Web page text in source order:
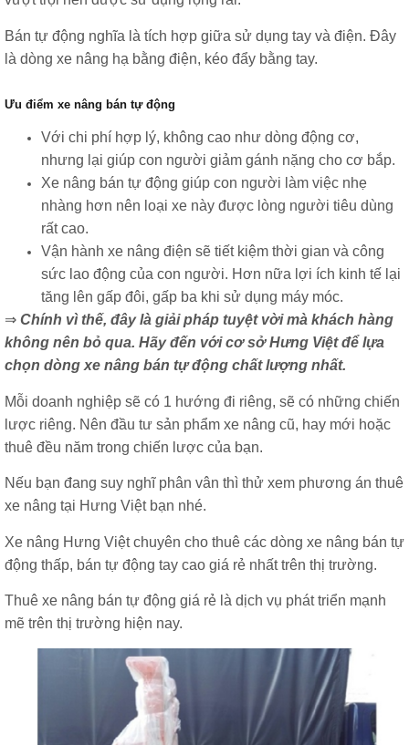
Bán tự động nghĩa là tích hợp giữa sử dụng tay và điện. Đây
là dòng xe nâng hạ bằng điện, kéo đẩy bằng tay.
Ưu điểm xe nâng bán tự động
Với chi phí hợp lý, không cao như dòng động cơ,
nhưng lại giúp con người giảm gánh nặng cho cơ bắp.
Xe nâng bán tự động giúp con người làm việc nhẹ
nhàng hơn nên loại xe này được lòng người tiêu dùng
rất cao.
Vận hành xe nâng điện sẽ tiết kiệm thời gian và công
sức lao động của con người. Hơn nữa lợi ích kinh tế lại
tăng lên gấp đôi, gấp ba khi sử dụng máy móc.
⇒ Chính vì thế, đây là giải pháp tuyệt vời mà khách hàng
không nên bỏ qua. Hãy đến với cơ sở Hưng Việt để lựa
chọn dòng xe nâng bán tự động chất lượng nhất.
Mỗi doanh nghiệp sẽ có 1 hướng đi riêng, sẽ có những chiến
lược riêng. Nên đầu tư sản phẩm xe nâng cũ, hay mới hoặc
thuê đều năm trong chiến lược của bạn.
Nếu bạn đang suy nghĩ phân vân thì thử xem phương án thuê
xe nâng tại Hưng Việt bạn nhé.
Xe nâng Hưng Việt chuyên cho thuê các dòng xe nâng bán tự
động thấp, bán tự động tay cao giá rẻ nhất trên thị trường.
Thuê xe nâng bán tự động giá rẻ là dịch vụ phát triển mạnh
mẽ trên thị trường hiện nay.